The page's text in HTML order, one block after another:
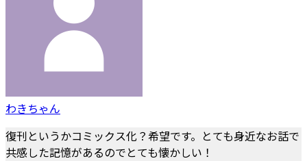
わきちゃん
復刊というかコミックス化？希望です。とても身近なお話で
共感した記憶があるのでとても懐かしい！